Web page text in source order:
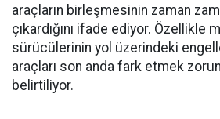
araçların birleşmesinin zaman
çıkardığını ifade ediyor. Özellikle
sürücülerinin yol üzerindeki
araçları son anda fark etmek
belirtiliyor.